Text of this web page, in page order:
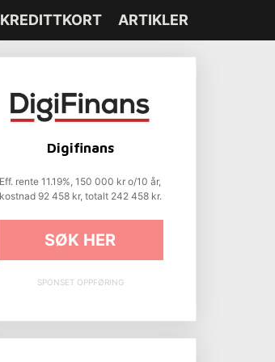
KREDITTKORT ARTIKLER
Digifinans
Eff. rente 11.19%, 150 000 kr o/10 år,
kostnad 92 458 kr, totalt 242 458 kr.
SØK HER
SPONSET OPPFØRING